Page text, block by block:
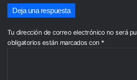
Deja una respuesta
Tu dirección de correo electrónico no será
obligatorios están marcados con *